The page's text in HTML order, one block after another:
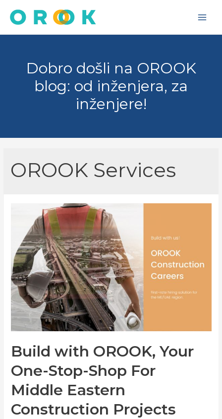
Dobro došli na OROOK
blog: od inženjera, za
inženjere!
OROOK Services
Build with OROOK, Your
One-Stop-Shop For
Middle Eastern
Construction Projects